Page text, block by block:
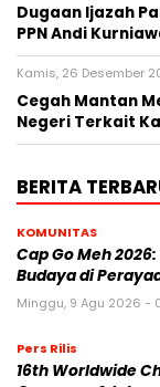
Dugaan Ijazah
PPN Andi
Kamis, 26 Desember
Cegah Mantan
Negeri Terkait
BERITA
KOMUNITAS
Cap Go Meh
Budaya di
Minggu, 9 Agu 2026 -
Pers Rilis
16th Worldwide